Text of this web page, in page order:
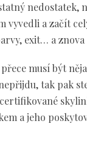
nedostatek,
vyvedli a začít
exit… a
musí být
tak pak
a jeho